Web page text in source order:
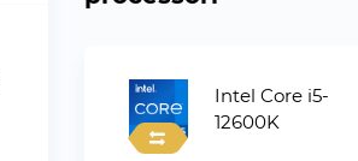
Intel Core i5-
12600K